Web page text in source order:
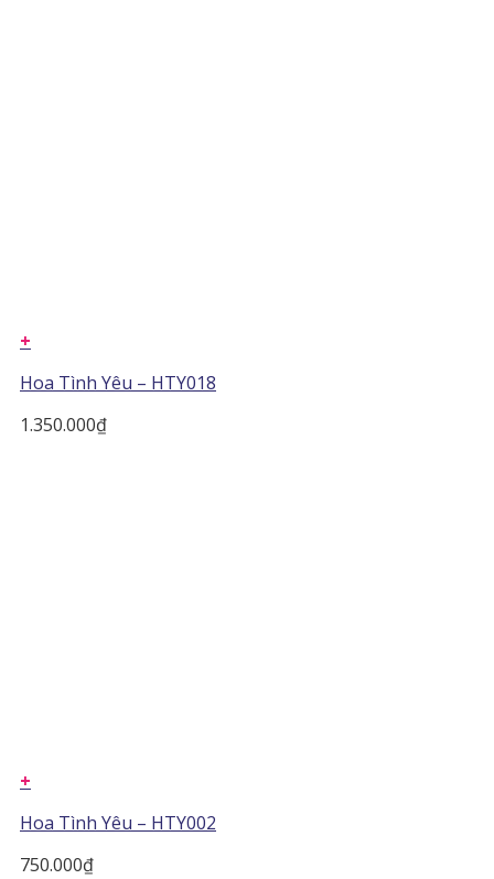
+
Hoa Tình Yêu – HTY018
1.350.000₫
+
Hoa Tình Yêu – HTY002
750.000₫